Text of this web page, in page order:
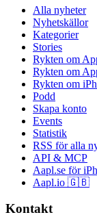
Alla nyheter
Nyhetskällor
Kategorier
Stories
Rykten om
Rykten om
Rykten om
Podd
Skapa konto
Events
Statistik
RSS för alla
API & MCP
Aapl.se för
Aapl.io 🇬🇧
Kontakt